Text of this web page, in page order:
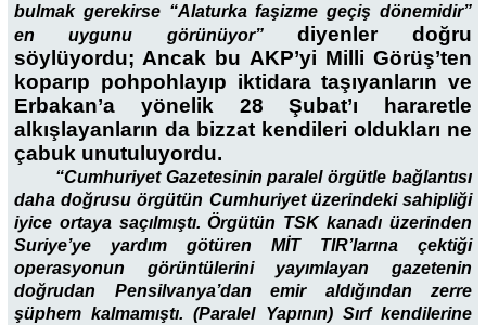
bulmak gerekirse “Alaturka faşizme geçiş dönemidir”
en uygunu görünüyor” diyenler doğru
söylüyordu; Ancak bu AKP’yi Milli Görüş’ten
koparıp pohpohlayıp iktidara taşıyanların ve
Erbakan’a yönelik 28 Şubat’ı hararetle
alkışlayanların da bizzat kendileri oldukları ne
çabuk unutuluyordu.
“Cumhuriyet Gazetesinin paralel örgütle bağlantısı
daha doğrusu örgütün Cumhuriyet üzerindeki sahipliği
iyice ortaya saçılmıştı. Örgütün TSK kanadı üzerinden
Suriye’ye yardım götüren MİT TIR’larına çektiği
operasyonun görüntülerini yayımlayan gazetenin
doğrudan Pensilvanya’dan emir aldığından zerre
şüphem kalmamıştı. (Paralel Yapının) Sırf kendilerine